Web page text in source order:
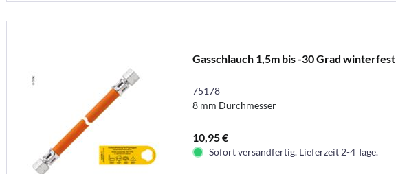
Gasschlauch 1,5m bis -30 Grad winterfest
75178
8 mm Durchmesser
10,95 €
Sofort versandfertig. Lieferzeit 2-4 Tage.